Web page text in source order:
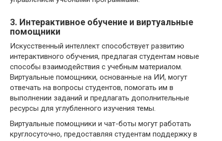
3. Интерактивное обучение и виртуальные
помощники
Искусственный интеллект способствует развитию
интерактивного обучения, предлагая студентам новые
способы взаимодействия с учебным материалом.
Виртуальные помощники, основанные на ИИ, могут
отвечать на вопросы студентов, помогать им в
выполнении заданий и предлагать дополнительные
ресурсы для углубленного изучения темы.
Виртуальные помощники и чат-боты могут работать
круглосуточно, предоставляя студентам поддержку в